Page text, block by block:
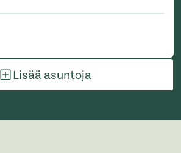
Lisää asuntoja